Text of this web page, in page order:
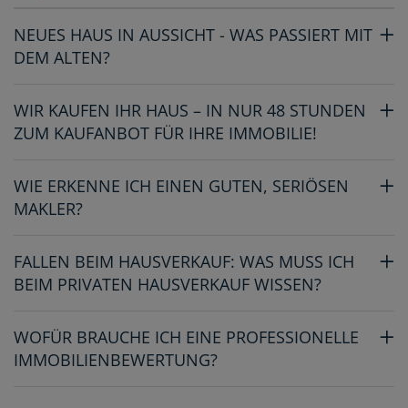
NEUES HAUS IN AUSSICHT - WAS PASSIERT MIT
DEM ALTEN?
WIR KAUFEN IHR HAUS – IN NUR 48 STUNDEN
ZUM KAUFANBOT FÜR IHRE IMMOBILIE!
WIE ERKENNE ICH EINEN GUTEN, SERIÖSEN
MAKLER?
FALLEN BEIM HAUSVERKAUF: WAS MUSS ICH
BEIM PRIVATEN HAUSVERKAUF WISSEN?
WOFÜR BRAUCHE ICH EINE PROFESSIONELLE
IMMOBILIENBEWERTUNG?